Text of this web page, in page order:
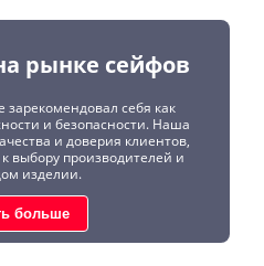
рынке сейфов
зарекомендовал себя как
и безопасности. Наша
и доверия клиентов,
выбору производителей и
изделии.
больше